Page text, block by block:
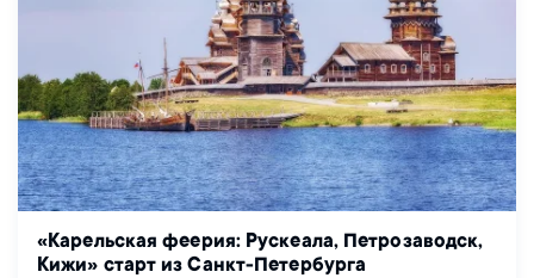
«Карельская феерия: Рускеала, Петрозаводск,
Кижи» старт из Санкт-Петербурга